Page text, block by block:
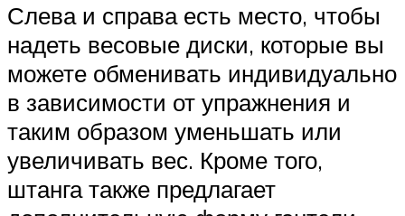
Слева и справа есть место, чтобы
надеть весовые диски, которые вы
можете обменивать индивидуально
в зависимости от упражнения и
таким образом уменьшать или
увеличивать вес. Кроме того,
штанга также предлагает